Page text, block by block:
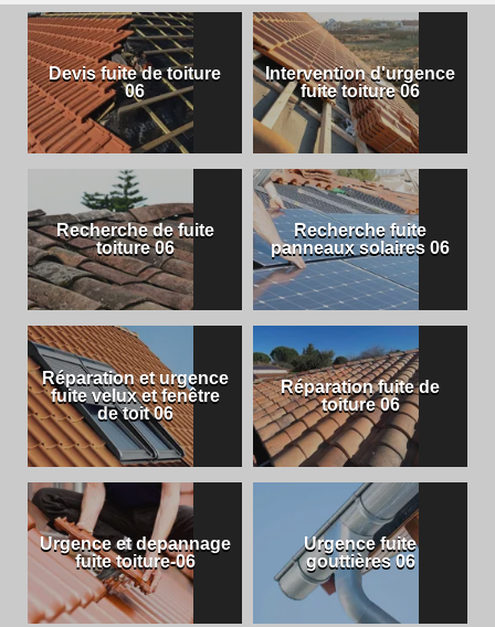
Devis fuite de toiture
06
Intervention d'urgence
fuite toiture 06
Recherche de fuite
toiture 06
Recherche fuite
panneaux solaires 06
Réparation et urgence
fuite velux et fenêtre
de toit 06
Réparation fuite de
toiture 06
Urgence et depannage
fuite toiture-06
Urgence fuite
gouttières 06